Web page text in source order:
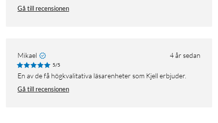
Gå till recensionen
Mikael 4 år sedan
5/5
En av de få högkvalitativa läsarenheter som Kjell erbjuder.
Gå till recensionen